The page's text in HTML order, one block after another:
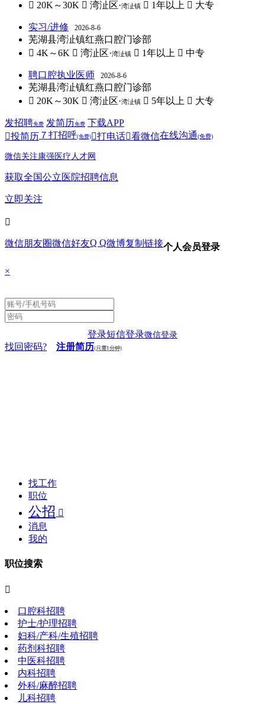
 20K～30K  湾沚区·湾沚镇  1年以上  大专
实习/进修 2026-8-6
芜湖县湾沚镇红燕口腔门诊部
 4K～6K  湾沚区·湾沚镇  1年以上  中专
聘口腔执业医师 2026-8-6
芜湖县湾沚镇红燕口腔门诊部
 20K～30K  湾沚区·湾沚镇  5年以上  大专
发招聘免费 发简历免费 下载APP
投简历 ７ 打招呼(免费) 打电话看微信在线沟通(免费)
微信关注康强医疗人才网
获取全国公立医院招聘信息
立即关注

微信朋友圈微信好友Q Q微博复制链接个人会员登录
×
登录短信登录微信登录
找回密码? 注册简历(只需1分钟)
找工作
职位
公招 
消息
我的
职位搜索

口腔科招聘
护士/护理招聘
妇科/产科/生殖招聘
药剂科招聘
中医科招聘
内科招聘
外科/麻醉招聘
儿科招聘